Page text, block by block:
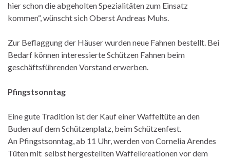
hier schon die abgeholten Spezialitäten zum Einsatz
kommen“, wünscht sich Oberst Andreas Muhs.
Zur Beflaggung der Häuser wurden neue Fahnen bestellt. Bei
Bedarf können interessierte Schützen Fahnen beim
geschäftsführenden Vorstand erwerben.
Pfingstsonntag
Eine gute Tradition ist der Kauf einer Waffeltüte an den
Buden auf dem Schützenplatz, beim Schützenfest.
An Pfingstsonntag, ab 11 Uhr, werden von Cornelia Arendes
Tüten mit selbst hergestellten Waffelkreationen vor dem